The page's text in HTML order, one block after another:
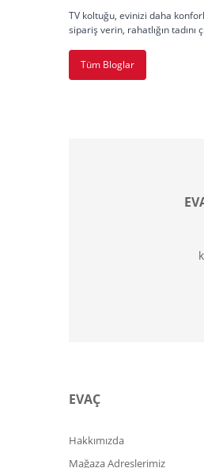
TV koltuğu, evinizi daha
sipariş verin, rahatlığın tadını
Tüm Bloglar
EVAÇ
Hakkımızda
Mağaza Adreslerimiz